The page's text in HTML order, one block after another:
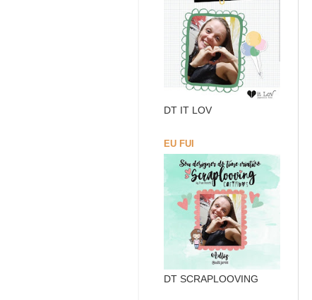
DT IT LOV
EU FUI
DT SCRAPLOOVING